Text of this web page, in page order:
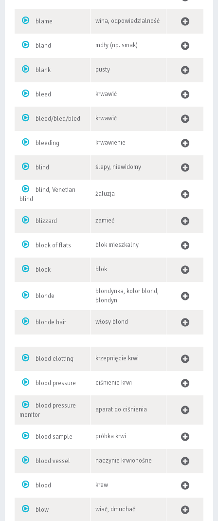
blame wina, odpowiedzialność
bland mdły (np. smak)
blank pusty
bleed krwawić
bleed/bled/bled krwawić
bleeding krwawienie
blind ślepy, niewidomy
blind, Venetian
blind
żaluzja
blizzard zamieć
block of flats blok mieszkalny
block blok
blonde
blondynka, kolor blond,
blondyn
blonde hair włosy blond
blood clotting krzepnięcie krwi
blood pressure ciśnienie krwi
blood pressure
monitor
aparat do ciśnienia
blood sample próbka krwi
blood vessel naczynie krwionośne
blood krew
blow wiać, dmuchać